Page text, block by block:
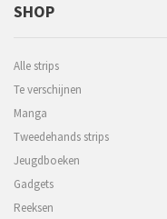
SHOP
Alle strips
Te verschijnen
Manga
Tweedehands strips
Jeugdboeken
Gadgets
Reeksen